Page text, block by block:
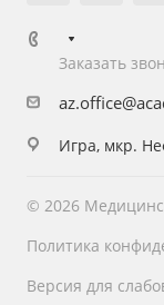
Заказать
Игра, мкр.
© 2026
Политика
Версия для